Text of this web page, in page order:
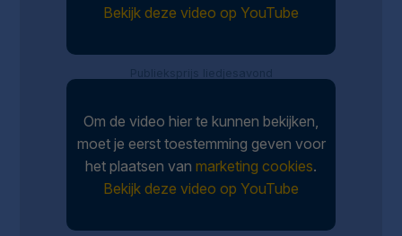
Bekijk deze video op YouTube
Om de video hier te kunnen bekijken,
moet je eerst toestemming geven voor
het plaatsen van marketing cookies.
Bekijk deze video op YouTube